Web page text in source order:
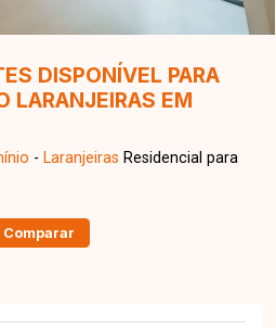
DISPONÍVEL PARA
LARANJEIRAS EM
- Laranjeiras Residencial para
Comparar